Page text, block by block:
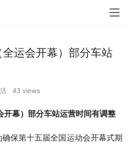
运会开幕）部分车站
43 views
幕）部分车站运营时间有调整
保第十五届全国运动会开幕式期